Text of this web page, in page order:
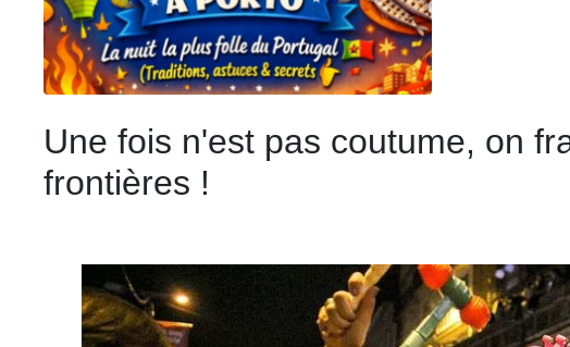
Une fois n'est pas coutume, on
frontières !